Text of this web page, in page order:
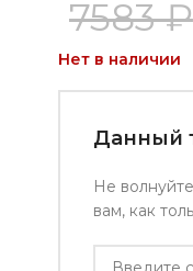
7583₽
Нет в наличии
Данный
Не
вам, как